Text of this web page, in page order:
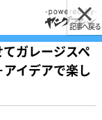
記事へ戻る
ガレージスペ
イデアで楽し